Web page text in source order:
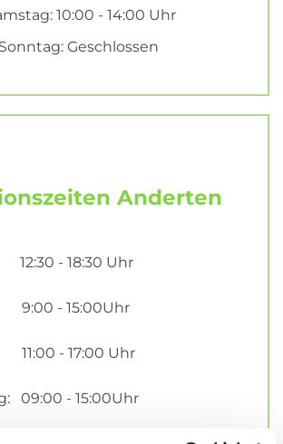
10:00 - 14:00 Uhr
Sonntag: Geschlossen
Anderten
- 18:30 Uhr
- 15:00Uhr
- 17:00 Uhr
09:00 - 15:00Uhr